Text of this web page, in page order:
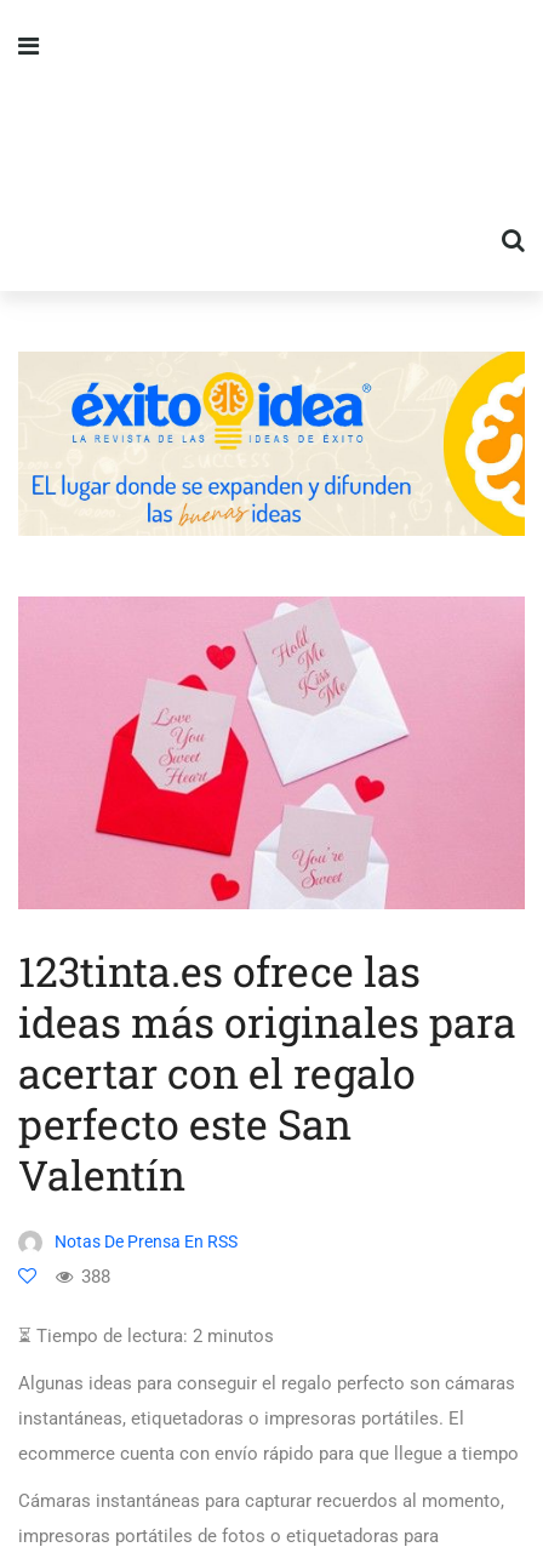
123tinta.es ofrece las
ideas más originales para
acertar con el regalo
perfecto este San
Valentín
Notas De Prensa En RSS
388
⏳ Tiempo de lectura: 2 minutos
Algunas ideas para conseguir el regalo perfecto son cámaras
instantáneas, etiquetadoras o impresoras portátiles. El
ecommerce cuenta con envío rápido para que llegue a tiempo
Cámaras instantáneas para capturar recuerdos al momento,
impresoras portátiles de fotos o etiquetadoras para